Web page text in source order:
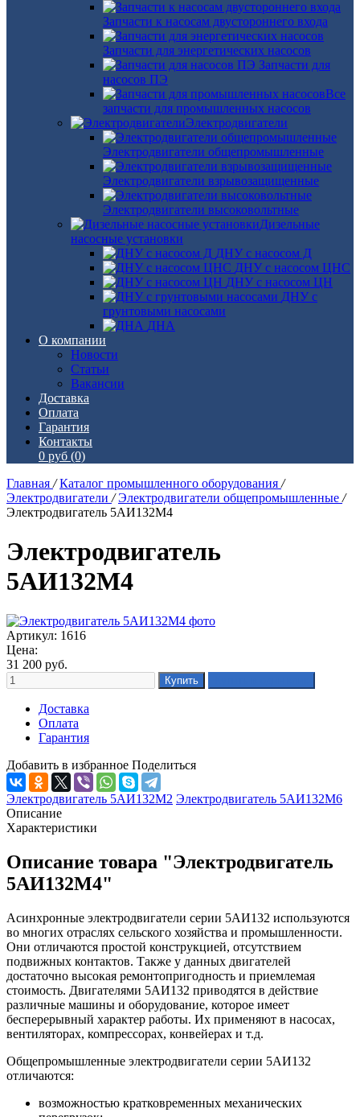
Запчасти к насосам двустороннего входа
Запчасти для энергетических насосов
Запчасти для
насосов ПЭ
Все
запчасти для промышленных насосов
Электродвигатели
Электродвигатели общепромышленные
Электродвигатели взрывозащищенные
Электродвигатели высоковольтные
Дизельные
насосные установки
ДНУ с насосом Д
ДНУ с насосом ЦНС
ДНУ с насосом ЦН
ДНУ с
грунтовыми насосами
ДНА
О компании
Новости
Статьи
Вакансии
Доставка
Оплата
Гарантия
Контакты
0 руб (0)
Главная / Каталог промышленного оборудования /
Электродвигатели / Электродвигатели общепромышленные /
Электродвигатель 5АИ132М4
Электродвигатель
5АИ132М4
Артикул: 1616
Цена:
31 200 руб.
Доставка
Оплата
Гарантия
Добавить в избранное Поделиться
Электродвигатель 5АИ132М2 Электродвигатель 5АИ132М6
Описание
Характеристики
Описание товара "Электродвигатель
5АИ132М4"
Асинхронные электродвигатели серии 5АИ132 используются
во многих отраслях сельского хозяйства и промышленности.
Они отличаются простой конструкцией, отсутствием
подвижных контактов. Также у данных двигателей
достаточно высокая ремонтопригодность и приемлемая
стоимость. Двигателями 5АИ132 приводятся в действие
различные машины и оборудование, которое имеет
бесперерывный характер работы. Их применяют в насосах,
вентиляторах, компрессорах, конвейерах и т.д.
Общепромышленные электродвигатели серии 5АИ132
отличаются:
возможностью кратковременных механических